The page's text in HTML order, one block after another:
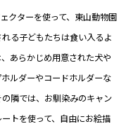
クターを使って、東山動物園
る子どもたちは食い入るよ
あらかじめ用意された犬や
ルダーやコードホルダーな
隣では、お馴染みのキャン
トを使って、自由にお絵描